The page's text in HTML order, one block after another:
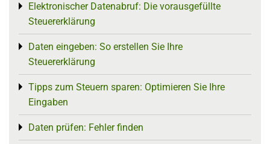
Elektronischer Datenabruf: Die vorausgefüllte
Steuererklärung
Toggle menu
Daten eingeben: So erstellen Sie Ihre
Steuererklärung
Toggle menu
Tipps zum Steuern sparen: Optimieren Sie Ihre
Eingaben
Toggle menu
Daten prüfen: Fehler finden
Toggle menu